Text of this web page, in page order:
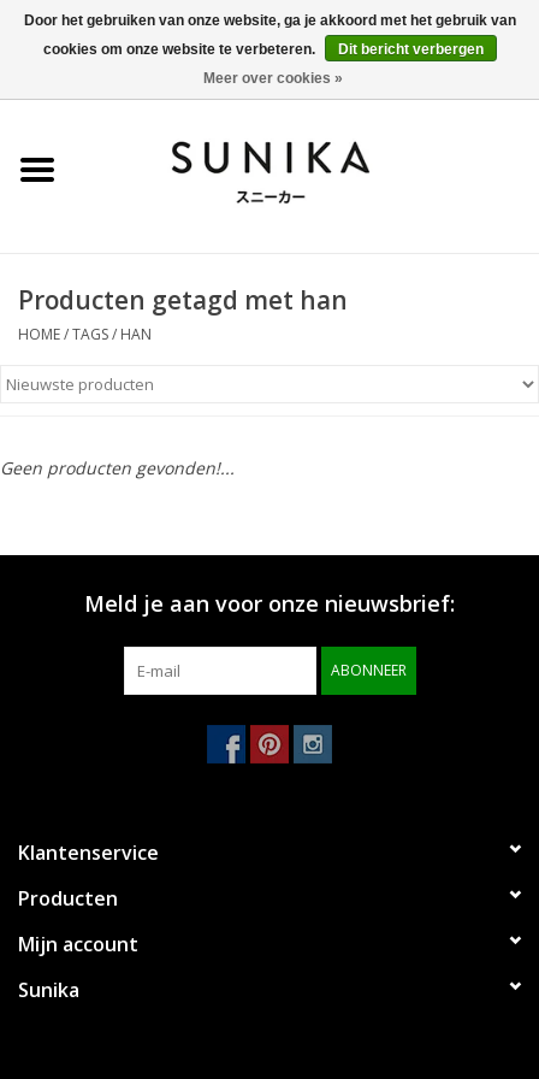
0 Artikelen - €0,00
SALE
Heren
Producten getagd met han
HOME/TAGS/ HAN
Geen producten gevonden!...
Meld je aan voor onze nieuwsbrief:
ABONNEER
Klantenservice
Producten
Mijn account
Sunika
Door het gebruiken van onze website, ga je akkoord met het gebruik van
cookies om onze website te verbeteren.
Dit bericht verbergen
Meer over cookies »